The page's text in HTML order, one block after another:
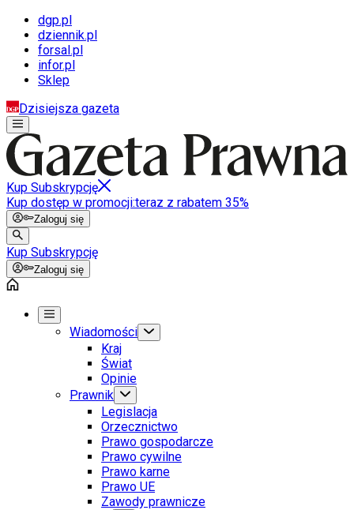
dgp.pl
dziennik.pl
forsal.pl
infor.pl
Sklep
Dzisiejsza gazeta
Kup Subskrypcję
Kup dostęp w promocji:teraz z rabatem 35%
Zaloguj się
Kup Subskrypcję
Zaloguj się
Wiadomości
Kraj
Świat
Opinie
Prawnik
Legislacja
Orzecznictwo
Prawo gospodarcze
Prawo cywilne
Prawo karne
Prawo UE
Zawody prawnicze